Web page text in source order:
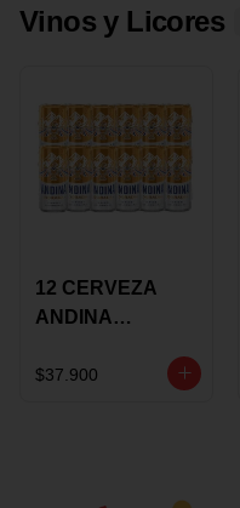
Vinos y Licores
12 CERVEZA
ANDINA
LATON
$37.900